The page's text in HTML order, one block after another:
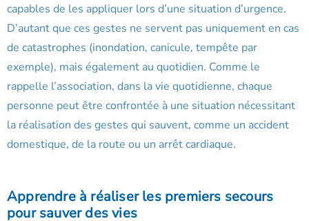
capables de les appliquer lors d’une situation d’urgence.
D’autant que ces gestes ne servent pas uniquement en cas
de catastrophes (inondation, canicule, tempête par
exemple), mais également au quotidien. Comme le
rappelle l’association, dans la vie quotidienne, chaque
personne peut être confrontée à une situation nécessitant
la réalisation des gestes qui sauvent, comme un accident
domestique, de la route ou un arrêt cardiaque.
Apprendre à réaliser les premiers secours
pour sauver des vies